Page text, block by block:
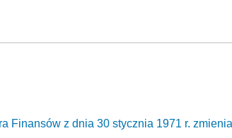
Finansów z dnia 30 stycznia 1971 r.